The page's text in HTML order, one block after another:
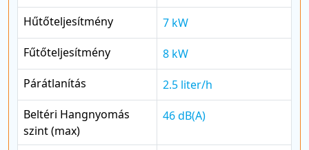
Hűtőteljesítmény
7 kW
Fűtőteljesítmény
8 kW
Párátlanítás
2.5 liter/h
Beltéri Hangnyomás
szint (max)
46 dB(A)